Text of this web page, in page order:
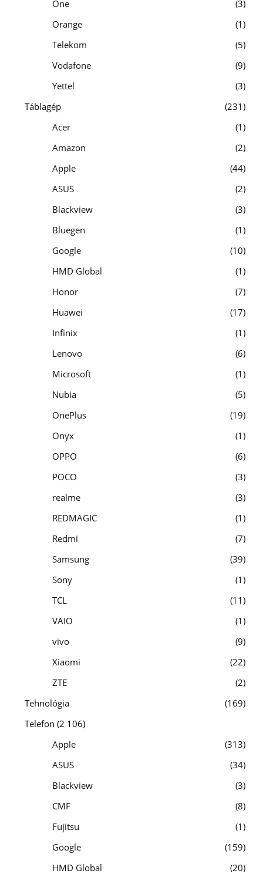
One
3
Orange
1
Telekom
5
Vodafone
9
Yettel
3
Táblagép
231
Acer
1
Amazon
2
Apple
44
ASUS
2
Blackview
3
Bluegen
1
Google
10
HMD Global
1
Honor
7
Huawei
17
Infinix
1
Lenovo
6
Microsoft
1
Nubia
5
OnePlus
19
Onyx
1
OPPO
6
POCO
3
realme
3
REDMAGIC
1
Redmi
7
Samsung
39
Sony
1
TCL
11
VAIO
1
vivo
9
Xiaomi
22
ZTE
2
Tehnológia
169
Telefon (2 106)
Apple
313
ASUS
34
Blackview
3
CMF
8
Fujitsu
1
Google
159
HMD Global
20